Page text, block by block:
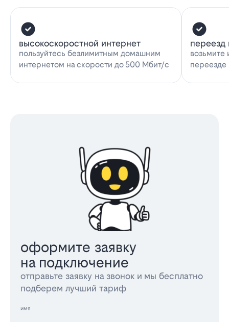
высокоскоростной интернет
пользуйтесь безлимитным домашним
интернетом на скорости до 500 Мбит/с
переезд
возьмите
переезде
оформите заявку
на подключение
отправьте заявку на звонок и мы бесплатно
подберем лучший тариф
имя